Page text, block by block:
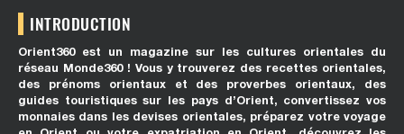
INTRODUCTION
Orient360 est un magazine sur les cultures orientales du
réseau Monde360 ! Vous y trouverez des recettes orientales,
des prénoms orientaux et des proverbes orientaux, des
guides touristiques sur les pays d’Orient, convertissez vos
monnaies dans les devises orientales, préparez votre voyage